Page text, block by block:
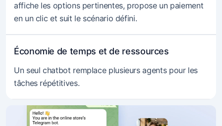
affiche les options pertinentes, propose un paiement
en un clic et suit le scénario défini.
Économie de temps et de ressources
Un seul chatbot remplace plusieurs agents pour les
tâches répétitives.